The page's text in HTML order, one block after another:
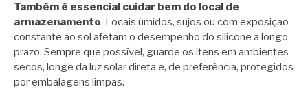
Também é essencial cuidar bem do local de
armazenamento. Locais úmidos, sujos ou com exposição
constante ao sol afetam o desempenho do silicone a longo
prazo. Sempre que possível, guarde os itens em ambientes
secos, longe da luz solar direta e, de preferência, protegidos
por embalagens limpas.